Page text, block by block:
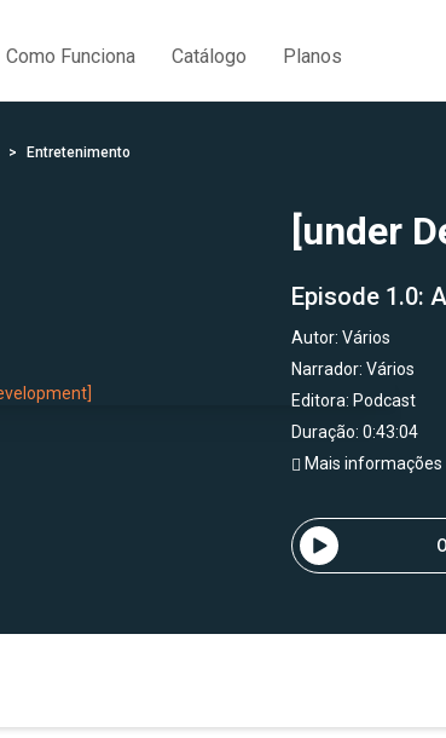
Como Funciona Catálogo Planos
Entretenimento
[under
Episode 1.0:
Autor: Vários
Narrador: Vários
Editora: Podcast
Duração: 0:43:04
Mais informações